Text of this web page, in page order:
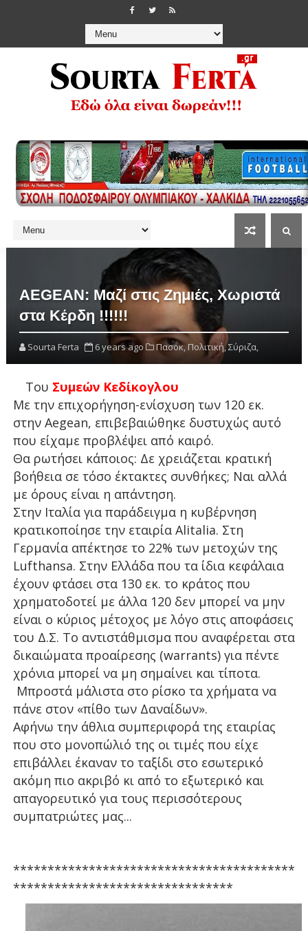
AEGEAN: Μαζί στις Ζημιές, Χωριστά
στα Κέρδη !!!!!!
Sourta Ferta 6 years ago Πασοκ, Πολιτική,Σύριζα,
Του Συμεών Κεδίκογλου
Με την επιχορήγηση-ενίσχυση των 120 εκ.
στην Aegean, επιβεβαιώθηκε δυστυχώς αυτό
που είχαμε προβλέψει από καιρό.
Θα ρωτήσει κάποιος: Δε χρειάζεται κρατική
βοήθεια σε τόσο έκτακτες συνθήκες; Ναι αλλά
με όρους είναι η απάντηση.
Στην Ιταλία για παράδειγμα η κυβέρνηση
κρατικοποίησε την εταιρία Alitalia. Στη
Γερμανία απέκτησε το 22% των μετοχών της
Lufthansa. Στην Ελλάδα που τα ίδια κεφάλαια
έχουν φτάσει στα 130 εκ. το κράτος που
χρηματοδοτεί με άλλα 120 δεν μπορεί να μην
είναι ο κύριος μέτοχος με λόγο στις αποφάσεις
του Δ.Σ. Το αντιστάθμισμα που αναφέρεται στα
δικαιώματα προαίρεσης (warrants) για πέντε
χρόνια μπορεί να μη σημαίνει και τίποτα.
Μπροστά μάλιστα στο ρίσκο τα χρήματα να
πάνε στον «πίθο των Δαναίδων».
Αφήνω την άθλια συμπεριφορά της εταιρίας
που στο μονοπώλιό της οι τιμές που είχε
επιβάλλει έκαναν το ταξίδι στο εσωτερικό
ακόμη πιο ακριβό κι από το εξωτερικό και
απαγορευτικό για τους περισσότερους
συμπατριώτες μας...
*****************************************
********************************